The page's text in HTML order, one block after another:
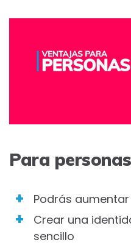
Para personas
Podrás
Crear una
sencillo